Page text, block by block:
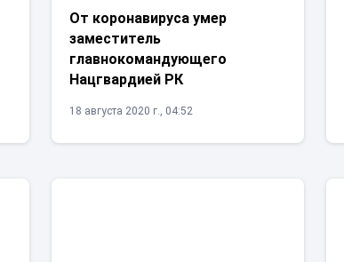
От коронавируса умер
заместитель
главнокомандующего
Нацгвардией РК
18 августа 2020 г., 04:52